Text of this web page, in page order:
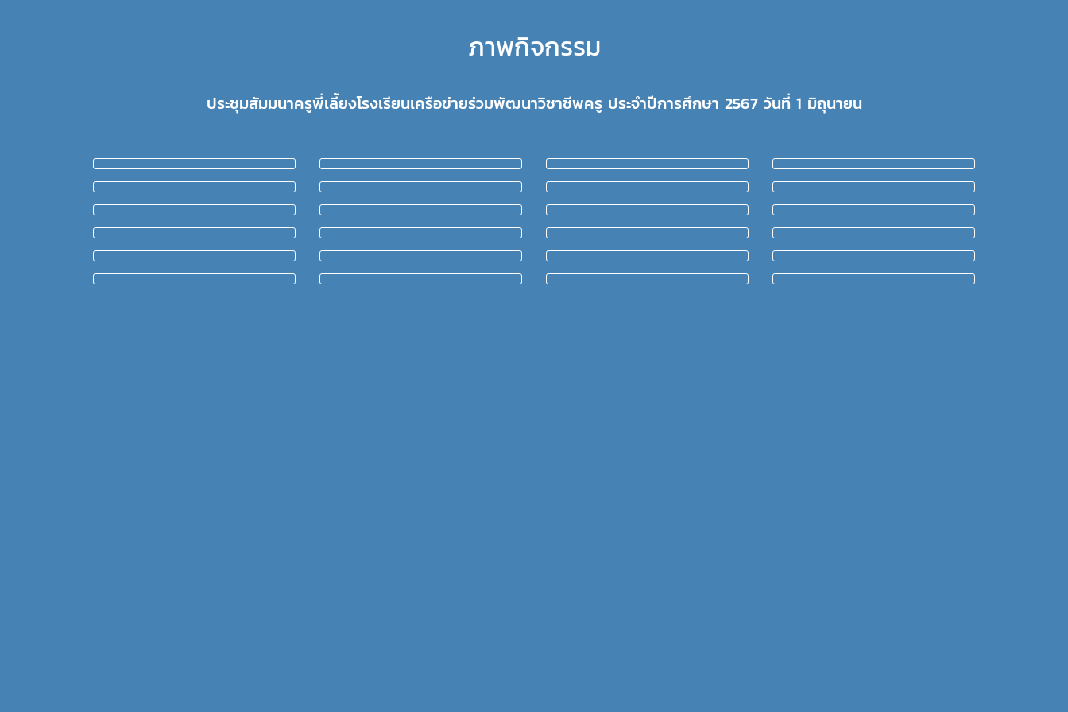
ภาพกิจกรรม
ประชุมสัมมนาครูพี่เลี้ยงโรงเรียนเครือข่ายร่วมพัฒนาวิชาชีพครู ประจำปีการศึกษา 2567 วันที่ 1 มิถุนายน